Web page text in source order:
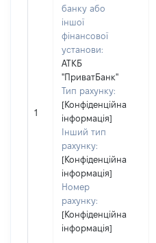
1
банку або
іншої
фінансової
установи:
АТКБ
''ПриватБанк''
Тип рахунку:
[Конфіденційна
інформація]
Інший тип
рахунку:
[Конфіденційна
інформація]
Номер
рахунку:
[Конфіденційна
інформація]